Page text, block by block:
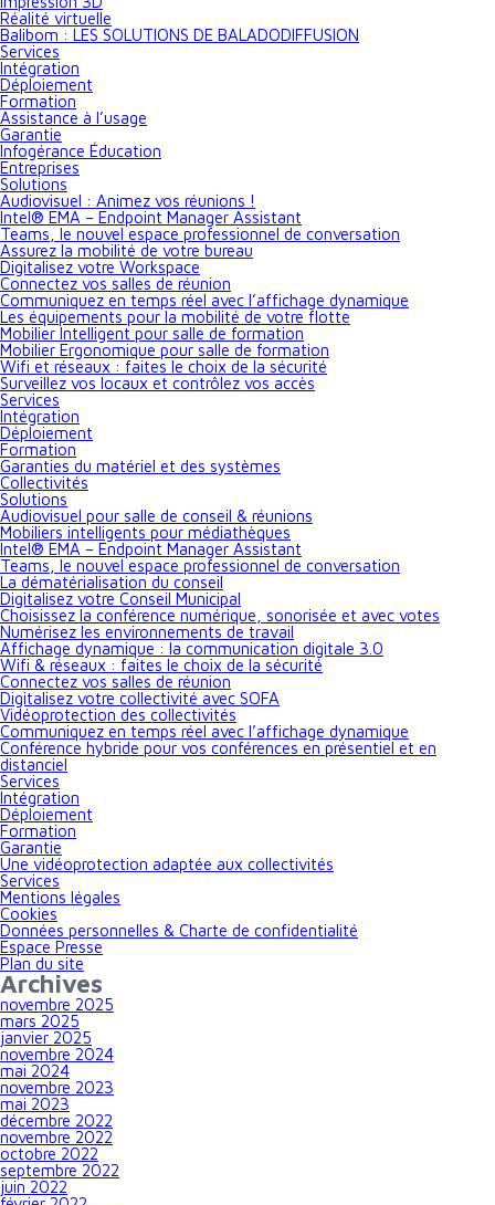
Réalité virtuelle
Balibom : LES SOLUTIONS DE BALADODIFFUSION
Services
Intégration
Déploiement
Formation
Assistance à l’usage
Garantie
Infogérance Éducation
Entreprises
Solutions
Audiovisuel : Animez vos réunions !
Intel® EMA – Endpoint Manager Assistant
Teams, le nouvel espace professionnel de conversation
Assurez la mobilité de votre bureau
Digitalisez votre Workspace
Connectez vos salles de réunion
Communiquez en temps réel avec l’affichage dynamique
Les équipements pour la mobilité de votre flotte
Mobilier Intelligent pour salle de formation
Mobilier Ergonomique pour salle de formation
Wifi et réseaux : faites le choix de la sécurité
Surveillez vos locaux et contrôlez vos accès
Services
Intégration
Déploiement
Formation
Garanties du matériel et des systèmes
Collectivités
Solutions
Audiovisuel pour salle de conseil & réunions
Mobiliers intelligents pour médiathèques
Intel® EMA – Endpoint Manager Assistant
Teams, le nouvel espace professionnel de conversation
La dématérialisation du conseil
Digitalisez votre Conseil Municipal
Choisissez la conférence numérique, sonorisée et avec votes
Numérisez les environnements de travail
Affichage dynamique : la communication digitale 3.0
Wifi & réseaux : faites le choix de la sécurité
Connectez vos salles de réunion
Digitalisez votre collectivité avec SOFA
Vidéoprotection des collectivités
Communiquez en temps réel avec l’affichage dynamique
Conférence hybride pour vos conférences en présentiel et en
distanciel
Services
Intégration
Déploiement
Formation
Garantie
Une vidéoprotection adaptée aux collectivités
Services
Mentions légales
Cookies
Données personnelles & Charte de confidentialité
Espace Presse
Plan du site
Archives
novembre 2025
mars 2025
janvier 2025
novembre 2024
mai 2024
novembre 2023
mai 2023
décembre 2022
novembre 2022
octobre 2022
septembre 2022
juin 2022